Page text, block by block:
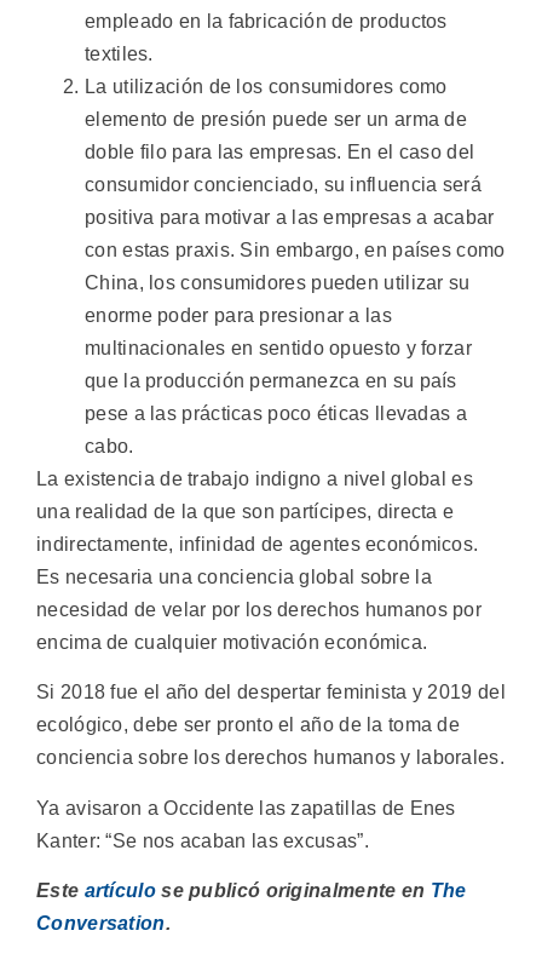
empleado en la fabricación de productos
textiles.
La utilización de los consumidores como
elemento de presión puede ser un arma de
doble filo para las empresas. En el caso del
consumidor concienciado, su influencia será
positiva para motivar a las empresas a acabar
con estas praxis. Sin embargo, en países como
China, los consumidores pueden utilizar su
enorme poder para presionar a las
multinacionales en sentido opuesto y forzar
que la producción permanezca en su país
pese a las prácticas poco éticas llevadas a
cabo.
La existencia de trabajo indigno a nivel global es
una realidad de la que son partícipes, directa e
indirectamente, infinidad de agentes económicos.
Es necesaria una conciencia global sobre la
necesidad de velar por los derechos humanos por
encima de cualquier motivación económica.
Si 2018 fue el año del despertar feminista y 2019 del
ecológico, debe ser pronto el año de la toma de
conciencia sobre los derechos humanos y laborales.
Ya avisaron a Occidente las zapatillas de Enes
Kanter: “Se nos acaban las excusas”.
Este artículose publicó originalmente en The
Conversation.